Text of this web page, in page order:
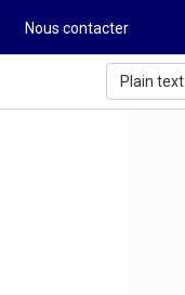
Nous contacter
Plain text